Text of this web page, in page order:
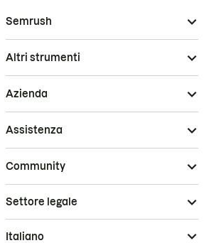
Semrush
Altri strumenti
Azienda
Assistenza
Community
Settore legale
Italiano